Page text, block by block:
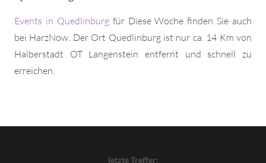
Events in Quedlinburgfür Diese Woche finden Sie auch
bei HarzNow. Der Ort Quedlinburg ist nur ca. 14 Km von
Halberstadt OT Langenstein entfernt und schnell zu
erreichen.
letzte Treffer: